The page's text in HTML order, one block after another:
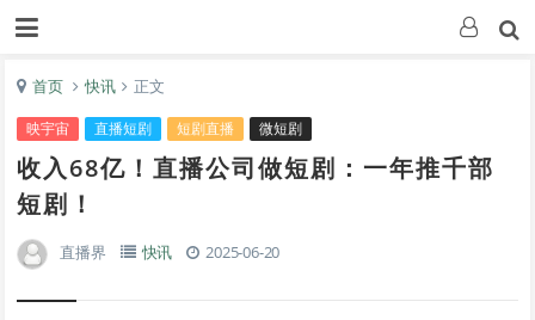
首页 快讯 正文
映宇宙 直播短剧 短剧直播 微短剧
收入68亿！直播公司做短剧：一年推千部
短剧！
直播界 快讯 2025-06-20